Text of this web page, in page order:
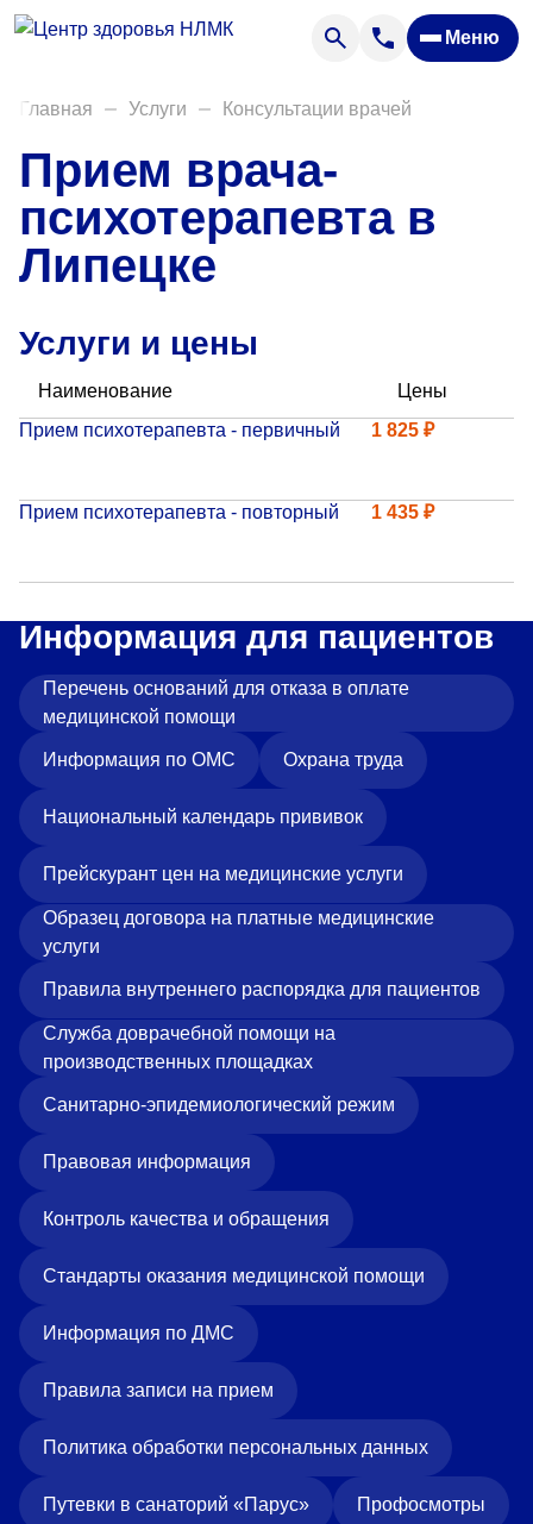
Меню
Анализы
Акции
Пациентам
Вакансии
О нас
Закупки
Новости
Контакты
Центр здоровья НЛМК
Адрес
398005, г. Липецк, пл. Металлургов, 1
Понедельник — пятница 7:30–20:00
Суббота 08:00–16:00
Регистратура
+7 (4742) 55-55-43
Санаторий-профилакторий
399000, г. Липецк, Плехановское лесничество,
Ленинский лесхоз, квартал 67
Понедельник — четверг
08:00–16:45
Пятница
перерыв 12:00–12:30
Администратор
Главная Услуги Консультации врачей
Прием врача-
психотерапевта в
Липецке
Услуги и цены
Наименование
Цены
Прием психотерапевта - первичный
1 825 ₽
Прием психотерапевта - повторный 1 435 ₽
Информация для пациентов
Перечень оснований для отказа в оплате
медицинской помощи
Информация по ОМС Охрана труда
Национальный календарь прививок
Прейскурант цен на медицинские услуги
Образец договора на платные медицинские
услуги
Правила внутреннего распорядка для пациентов
Служба доврачебной помощи на
производственных площадках
Санитарно-эпидемиологический режим
Правовая информация
Контроль качества и обращения
Стандарты оказания медицинской помощи
Информация по ДМС
Правила записи на прием
Политика обработки персональных данных
Путевки в санаторий «Парус» Профосмотры